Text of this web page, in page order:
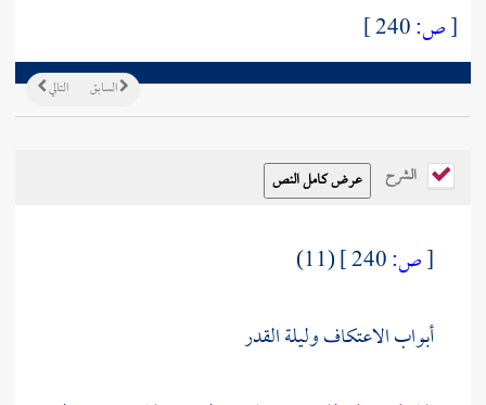
[ص:
التالي السابق
الشرح
[ص:
(11)
أبواب الاعتكاف وليلة القدر